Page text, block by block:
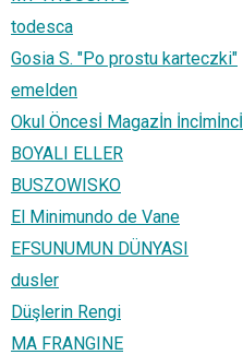
todesca
Gosia S. "Po prostu karteczki"
emelden
Okul Öncesİ Magazİn İncİmİncİ
BOYALI ELLER
BUSZOWISKO
El Minimundo de Vane
EFSUNUMUN DÜNYASI
dusler
Düşlerin Rengi
MA FRANGINE